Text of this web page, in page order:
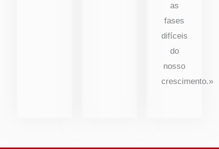
as
fases
difíceis
do
nosso
crescimento.»